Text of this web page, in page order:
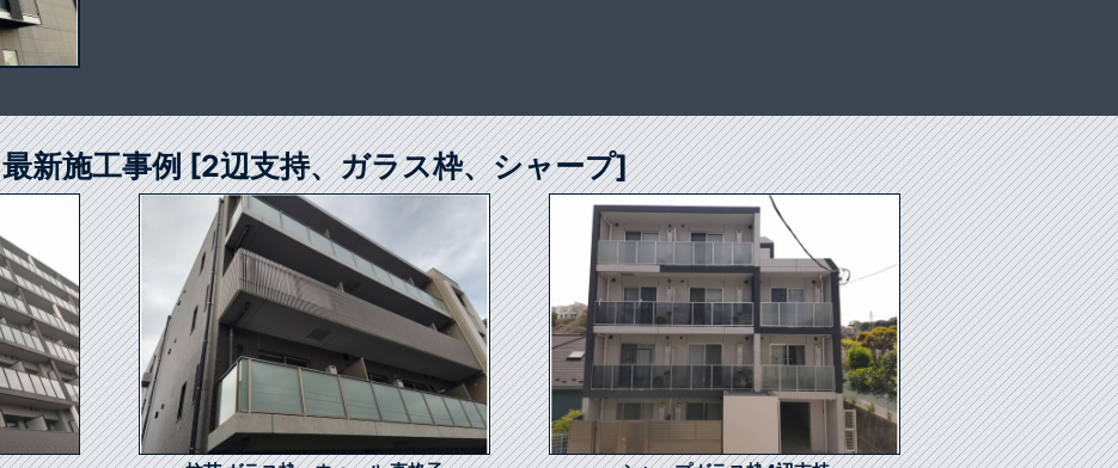
最新施工事例 [2辺支持、ガラス枠、シャープ]